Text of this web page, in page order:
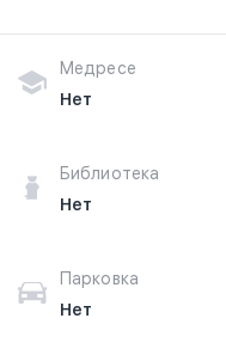
Медресе
Нет
Библиотека
Нет
Парковка
Нет